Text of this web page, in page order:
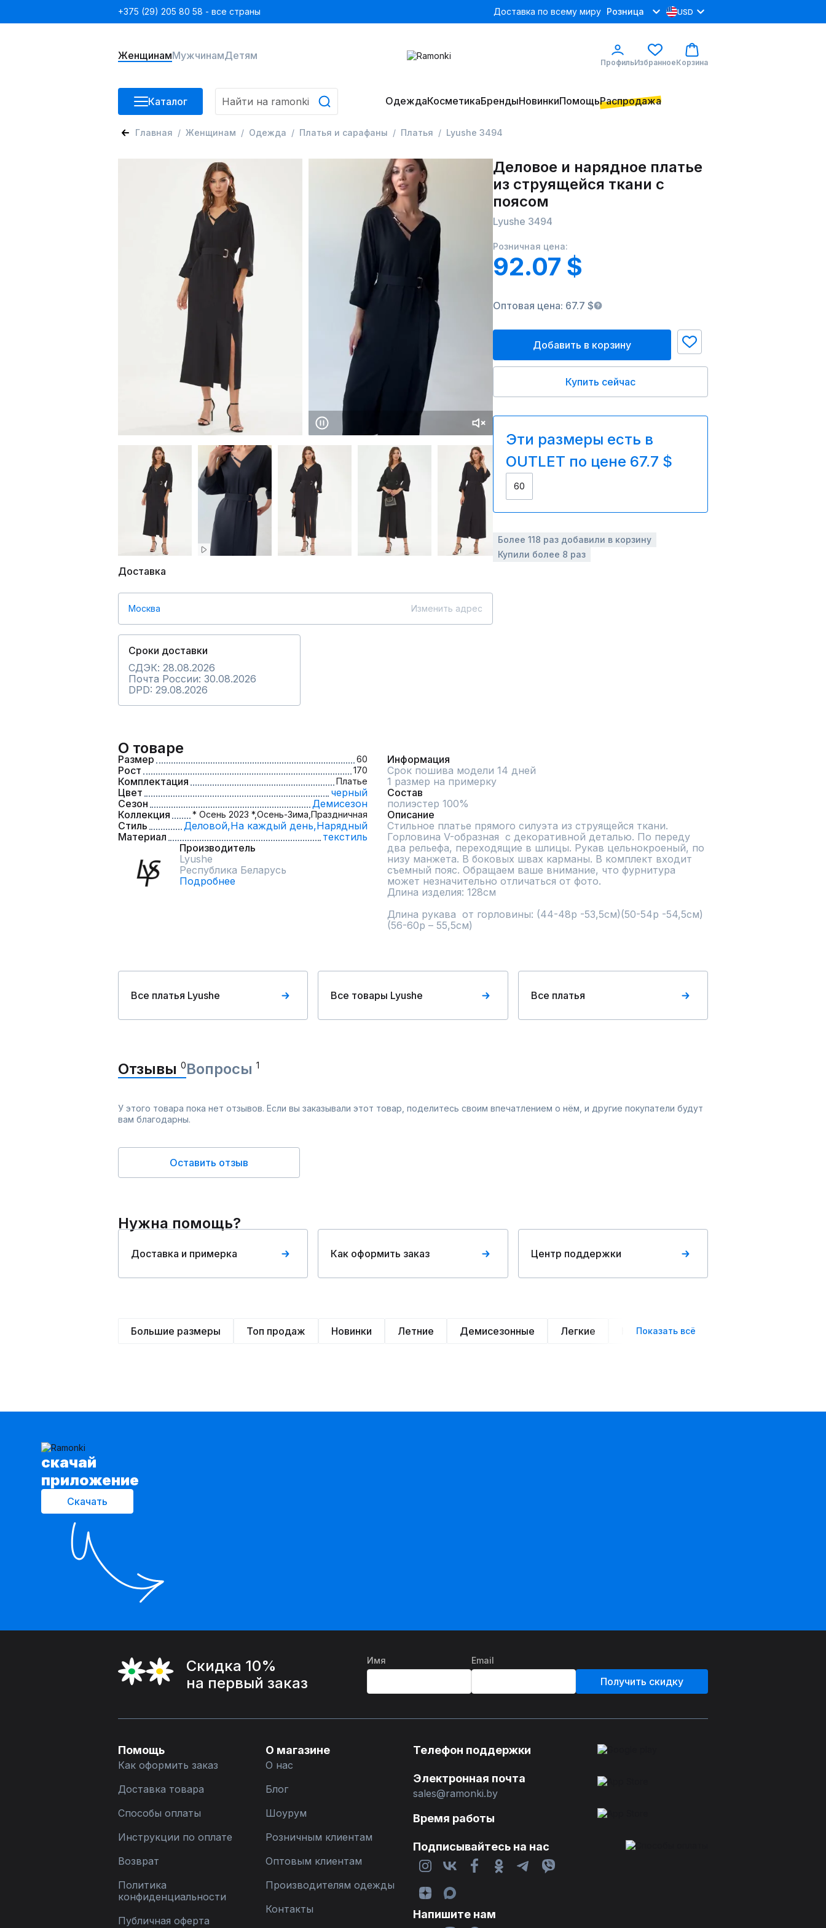
+375 (29) 205 80 58 - все страны Доставка по всему миру Розница USD
ЖенщинамМужчинамДетям
ПрофильИзбранноеКорзина
Каталог ОдеждаКосметикаБрендыНовинкиПомощьРаспродажа
Главная Женщинам Одежда Платья и сарафаны Платья Lyushe 3494
Доставка
Москва Изменить адрес
Сроки доставки
СДЭК: 28.08.2026
Почта России: 30.08.2026
DPD: 29.08.2026
Деловое и нарядное платье
из струящейся ткани с
поясом
Lyushe 3494
Розничная цена:
92.07 $
Оптовая цена: 67.7 $
Добавить в корзину
Купить сейчас
Эти размеры есть в
OUTLET по цене 67.7 $
60
Более 118 раз добавили в корзину
Купили более 8 раз
О товаре
Размер 60
Рост 170
Комплектация Платье
Цвет
черный
Сезон
Демисезон
Коллекция
* Осень 2023 *,Осень-Зима, Праздничная
Стиль Деловой,На каждый день,Нарядный
Материал
текстиль
Производитель
Lyushe
Республика Беларусь
Подробнее
Информация
Срок пошива модели 14 дней
1 размер на примерку
Состав
полиэстер 100%
Описание
Стильное платье прямого силуэта из струящейся ткани.
Горловина V-образная  с декоративной деталью. По переду
два рельефа, переходящие в шлицы. Рукав цельнокроеный, по
низу манжета. В боковых швах карманы. В комплект входит
съемный пояс. Обращаем ваше внимание, что фурнитура
может незначительно отличаться от фото.
Длина изделия: 128см
Длина рукава  от горловины: (44-48р -53,5см)(50-54р -54,5см)
(56-60р – 55,5см)
Все платья Lyushe Все товары Lyushe Все платья
Отзывы 0Вопросы 1
У этого товара пока нет отзывов. Если вы заказывали этот товар, поделитесь своим впечатлением о нём, и другие покупатели будут
вам благодарны.
Оставить отзыв
Нужна помощь?
Доставка и примерка Как оформить заказ Центр поддержки
Большие размеры Топ продаж Новинки Летние Демисезонные Легкие Нарядные
Показать всё
cкачай
приложение
Скачать
Скидка 10%
на первый заказ
Имя Email
Получить скидку
Помощь
Как оформить заказ
Доставка товара
Способы оплаты
Инструкции по оплате
Возврат
Политика
конфиденциальности
Публичная оферта
О магазине
О нас
Блог
Шоурум
Розничным клиентам
Оптовым клиентам
Производителям одежды
Контакты
Телефон поддержки
Электронная почта
sales@ramonki.by
Время работы
Подписывайтесь на нас
Напишите нам